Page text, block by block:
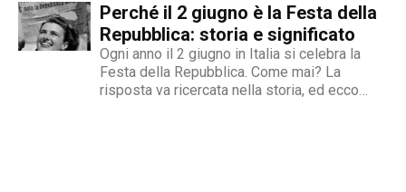
Perché il 2 giugno è la Festa della
Repubblica: storia e significato
Ogni anno il 2 giugno in Italia si celebra la
Festa della Repubblica. Come mai? La
risposta va ricercata nella storia, ed ecco